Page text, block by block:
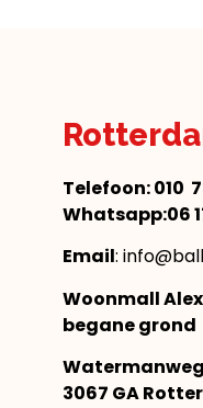
Telefoon:010
Whatsapp:06
Email:
Woonmall
begane grond
3067 GA